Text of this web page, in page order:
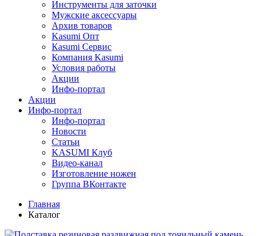
Инструменты для заточки
Мужские аксессуары
Архив товаров
Kasumi Опт
Кasumi Сервис
Компания Kasumi
Условия работы
Акции
Инфо-портал
Акции
Инфо-портал
Инфо-портал
Новости
Статьи
KASUMI Клуб
Видео-канал
Изготовление ножен
Группа ВКонтакте
Главная
Каталог